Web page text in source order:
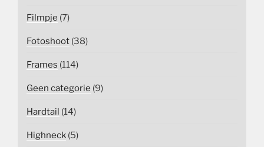
Filmpje (7)
Fotoshoot (38)
Frames (114)
Geen categorie (9)
Hardtail (14)
Highneck (5)